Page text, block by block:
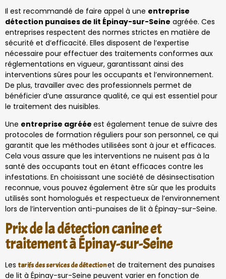
Il est recommandé de faire appel à une entreprise
détection punaises de lit Épinay-sur-Seine agréée. Ces
entreprises respectent des normes strictes en matière de
sécurité et d’efficacité. Elles disposent de l’expertise
nécessaire pour effectuer des traitements conformes aux
réglementations en vigueur, garantissant ainsi des
interventions sûres pour les occupants et l’environnement.
De plus, travailler avec des professionnels permet de
bénéficier d’une assurance qualité, ce qui est essentiel pour
le traitement des nuisibles.
Une entreprise agréée est également tenue de suivre des
protocoles de formation réguliers pour son personnel, ce qui
garantit que les méthodes utilisées sont à jour et efficaces.
Cela vous assure que les interventions ne nuisent pas à la
santé des occupants tout en étant efficaces contre les
infestations. En choisissant une société de désinsectisation
reconnue, vous pouvez également être sûr que les produits
utilisés sont homologués et respectueux de l’environnement
lors de l’intervention anti-punaises de lit à Épinay-sur-Seine.
Prix de la détection canine et
traitement à Épinay-sur-Seine
Les tarifs des services de détectionet de traitement des punaises
de lit à Épinay-sur-Seine peuvent varier en fonction de